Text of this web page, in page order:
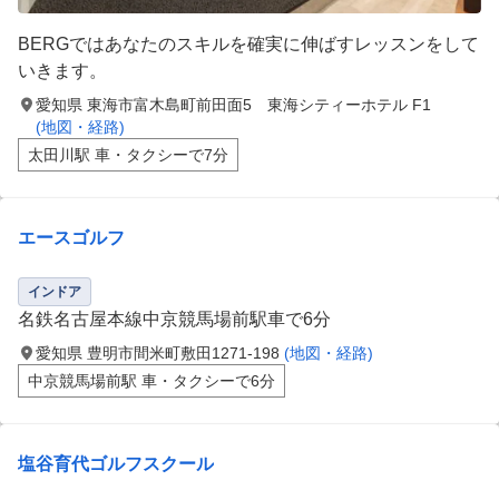
BERGではあなたのスキルを確実に伸ばすレッスンをして
いきます。
愛知県 東海市富木島町前田面5 東海シティーホテル F1
(地図・経路)
太田川駅 車・タクシーで7分
エースゴルフ
インドア
名鉄名古屋本線中京競馬場前駅車で6分
愛知県 豊明市間米町敷田1271-198 (地図・経路)
中京競馬場前駅 車・タクシーで6分
塩谷育代ゴルフスクール